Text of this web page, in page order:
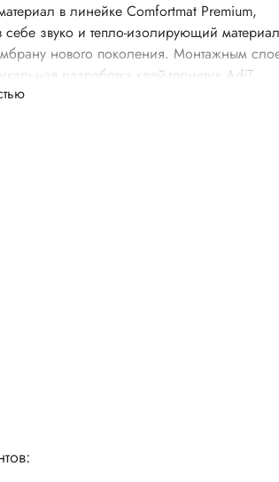
в линейке Comfortmat Premium,
звуко и тепло-изолирующий
нового поколения. Монтажным
разработка клей-герметик AdiT.